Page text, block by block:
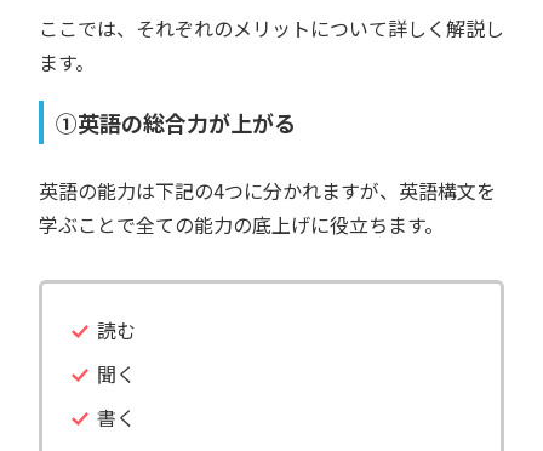
ここでは、それぞれのメリットについて詳しく解説し
ます。
①英語の総合力が上がる
英語の能力は下記の4つに分かれますが、英語構文を
学ぶことで全ての能力の底上げに役立ちます。
読む
聞く
書く